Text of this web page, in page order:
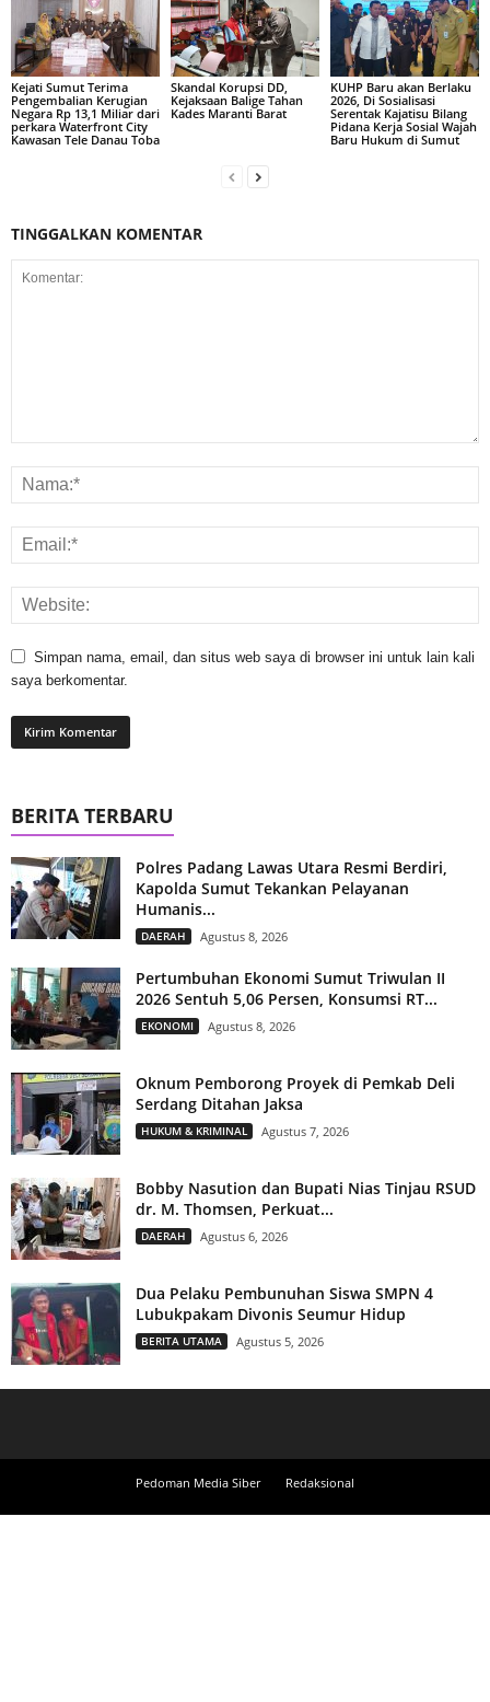
Kejati Sumut Terima
Pengembalian Kerugian
Negara Rp 13,1 Miliar dari
perkara Waterfront City
Kawasan Tele Danau Toba
Skandal Korupsi DD,
Kejaksaan Balige Tahan
Kades Maranti Barat
KUHP Baru akan Berlaku
2026, Di Sosialisasi
Serentak Kajatisu Bilang
Pidana Kerja Sosial Wajah
Baru Hukum di Sumut
TINGGALKAN KOMENTAR
Simpan nama, email, dan situs web saya di browser ini untuk lain kali
saya berkomentar.
BERITA TERBARU
Polres Padang Lawas Utara Resmi Berdiri,
Kapolda Sumut Tekankan Pelayanan
Humanis...
DAERAH Agustus 8, 2026
Pertumbuhan Ekonomi Sumut Triwulan II
2026 Sentuh 5,06 Persen, Konsumsi RT...
EKONOMI Agustus 8, 2026
Oknum Pemborong Proyek di Pemkab Deli
Serdang Ditahan Jaksa
HUKUM & KRIMINAL Agustus 7, 2026
Bobby Nasution dan Bupati Nias Tinjau RSUD
dr. M. Thomsen, Perkuat...
DAERAH Agustus 6, 2026
Dua Pelaku Pembunuhan Siswa SMPN 4
Lubukpakam Divonis Seumur Hidup
BERITA UTAMA Agustus 5, 2026
Pedoman Media Siber Redaksional